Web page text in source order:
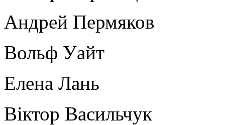
Андрей Пермяков
Вольф Уайт
Елена Лань
Віктор Васильчук